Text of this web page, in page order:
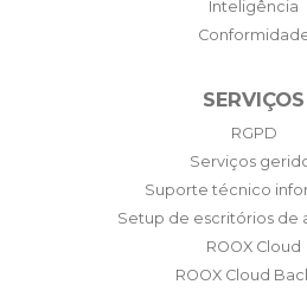
Inteligência
SERVIÇOS
RGPD
Serviços
Suporte técnico
Setup de escritórios de
ROOX Cloud
ROOX Cloud